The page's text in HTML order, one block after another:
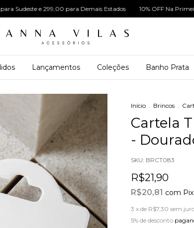
Lançamentos Coleções Banho Prata
e 299,00 para Demais Estados 10% OFF Na Primeira
Início Brincos
Cartela
-
SKU: BRCT083
R$21,90
R$20,81 com Pix
3 x de R$7,30 sem
5% de desconto